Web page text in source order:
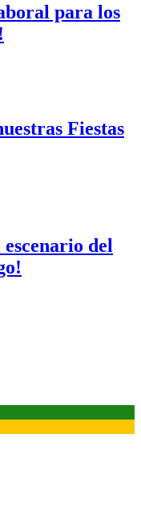
para los
Fiestas
del